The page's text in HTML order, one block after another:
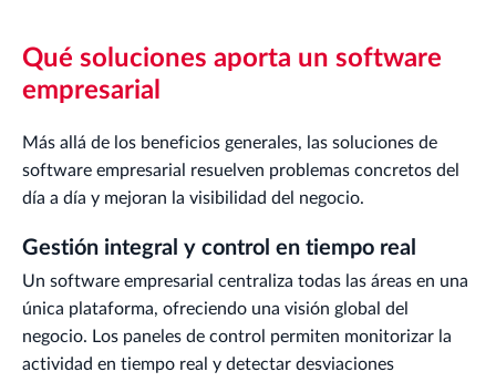
Qué soluciones aporta un software
empresarial
Más allá de los beneficios generales, las soluciones de
software empresarial resuelven problemas concretos del
día a día y mejoran la visibilidad del negocio.
Gestión integral y control en tiempo real
Un software empresarial centraliza todas las áreas en una
única plataforma, ofreciendo una visión global del
negocio. Los paneles de control permiten monitorizar la
actividad en tiempo real y detectar desviaciones